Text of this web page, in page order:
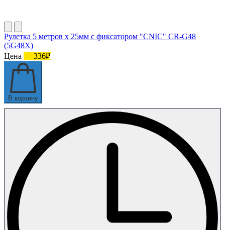
Рулетка 5 метров х 25мм с фиксатором "CNIC" CR-G48
(5G48X)
Цена
336₽
В корзину